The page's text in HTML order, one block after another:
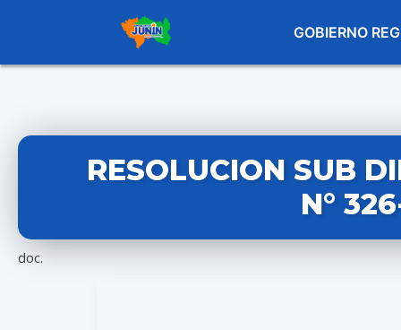
GOBIERNO
RESOLUCION SUB
N°
doc.